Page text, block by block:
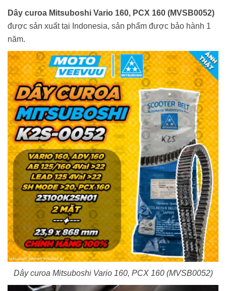
Dây curoa Mitsuboshi Vario 160, PCX 160 (MVSB0052)
được sản xuất tại Indonesia, sản phẩm được bảo hành 1
năm.
Dây curoa Mitsuboshi Vario 160, PCX 160 (MVSB0052)